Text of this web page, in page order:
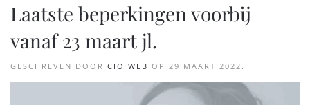
Laatste beperkingen voorbij
vanaf 23 maart jl.
GESCHREVEN DOOR CIO WEB OP 29 MAART 2022 .